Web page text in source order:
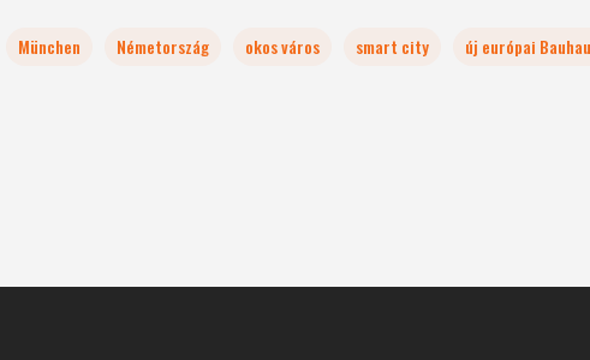
München Németország okos város smart city új európai